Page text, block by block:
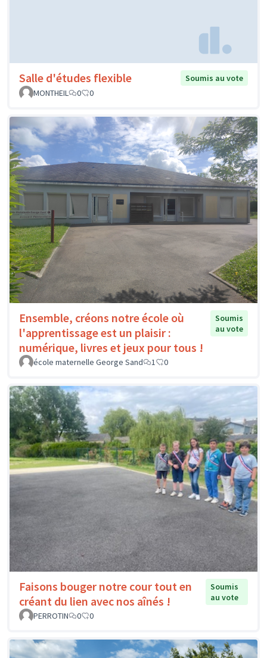
Salle d'études flexible
Soumis au vote
MONTHEIL
0 0
Ensemble, créons notre école où
l'apprentissage est un plaisir :
numérique, livres et jeux pour tous !
Soumis
au vote
école maternelle George Sand 1 0
Faisons bouger notre cour tout en
créant du lien avec nos aînés !
Soumis
au vote
PERROTIN
0 0